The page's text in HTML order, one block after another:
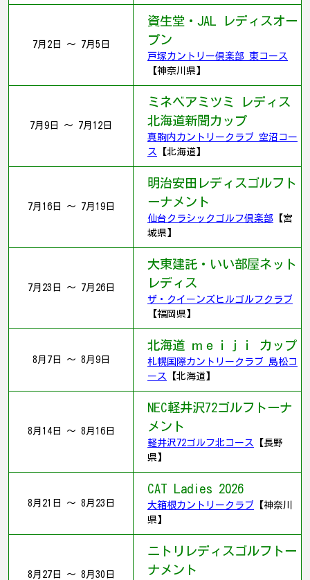
7月2日 ～ 7月5日
資生堂・JAL レディスオー
プン
戸塚カントリー倶楽部 東コース
【神奈川県】
7月9日 ～ 7月12日
ミネベアミツミ レディス
北海道新聞カップ
真駒内カントリークラブ 空沼コー
ス 【北海道】
7月16日 ～ 7月19日
明治安田レディスゴルフト
ーナメント
仙台クラシックゴルフ倶楽部 【宮
城県】
7月23日 ～ 7月26日
大東建託・いい部屋ネット
レディス
ザ・クイーンズヒルゴルフクラブ
【福岡県】
8月7日 ～ 8月9日
北海道 ｍｅｉｊｉ カップ
札幌国際カントリークラブ 島松コ
ース 【北海道】
8月14日 ～ 8月16日
NEC軽井沢72ゴルフトーナ
メント
軽井沢72ゴルフ北コース 【長野
県】
8月21日 ～ 8月23日
CAT Ladies 2026
大箱根カントリークラブ
【神奈川
県】
8月27日 ～ 8月30日
ニトリレディスゴルフトー
ナメント